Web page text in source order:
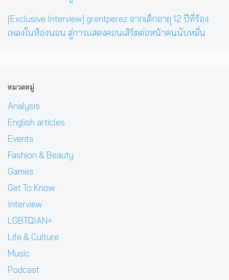
[Exclusive Interview] grentperez จากเด็กอายุ 12 ปีที่ร้อง
เพลงในห้องนอน สู่การแสดงคอนเสิร์ตต่อหน้าคนนับหมื่น
หมวดหมู่
Analysis
English articles
Events
Fashion & Beauty
Games
Get To Know
Interview
LGBTQIAN+
Life & Culture
Music
Podcast